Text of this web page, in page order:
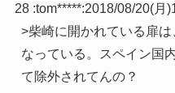
28 :tom*****:2018/08/20(月
>柴崎に開かれている扉
なっている。スペイン国
て除外されてんの？